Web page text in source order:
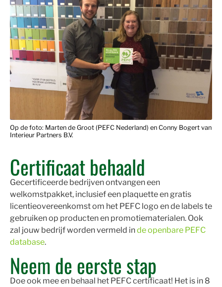
Op de foto: Marten de Groot (PEFC Nederland) en Conny Bogert van
Interieur Partners B.V.
Certificaat behaald
Gecertificeerde bedrijven ontvangen een
welkomstpakket, inclusief een plaquette en gratis
licentieovereenkomst om het PEFC logo en de labels te
gebruiken op producten en promotiematerialen. Ook
zal jouw bedrijf worden vermeld inde openbare PEFC
database.
Neem de eerste stap
Doe ook mee en behaal het PEFC certificaat! Het is in 8